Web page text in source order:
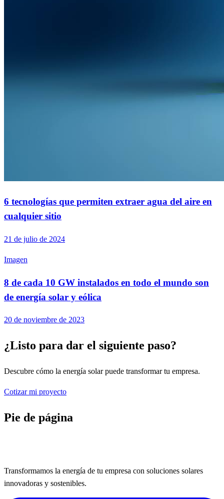
6 tecnologías que permiten extraer agua del aire en
cualquier sitio
21 de julio de 2024
Imagen
8 de cada 10 GW instalados en todo el mundo son
de energía solar y eólica
20 de noviembre de 2023
¿Listo para dar el siguiente paso?
Descubre cómo la energía solar puede transformar tu empresa.
Cotizar mi proyecto
Pie de página
Transformamos la energía de tu empresa con soluciones solares
innovadoras y sostenibles.